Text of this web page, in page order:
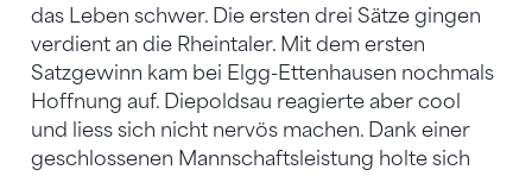
das Leben schwer. Die ersten drei Sätze gingen
verdient an die Rheintaler. Mit dem ersten
Satzgewinn kam bei Elgg-Ettenhausen nochmals
Hoffnung auf. Diepoldsau reagierte aber cool
und liess sich nicht nervös machen. Dank einer
geschlossenen Mannschaftsleistung holte sich